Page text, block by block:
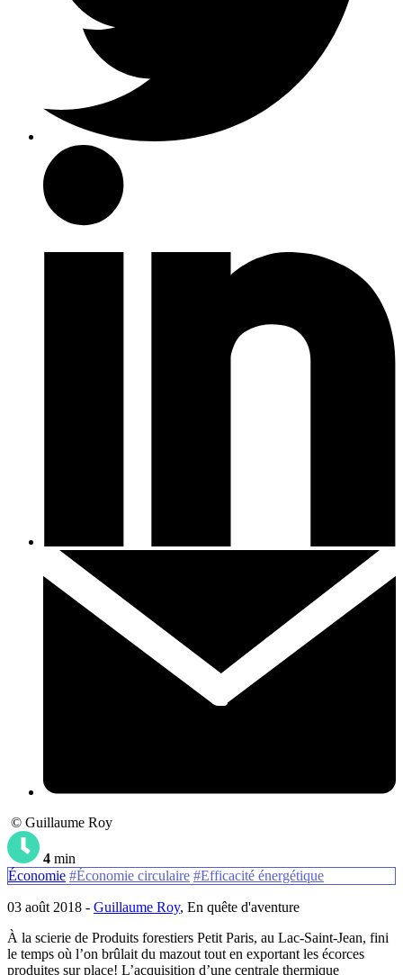
© Guillaume Roy
4 min
Économie #Économie circulaire #Efficacité énergétique
03 août 2018 - Guillaume Roy, En quête d'aventure
À la scierie de Produits forestiers Petit Paris, au Lac-Saint-Jean, fini
le temps où l’on brûlait du mazout tout en exportant les écorces
produites sur place! L’acquisition d’une centrale thermique